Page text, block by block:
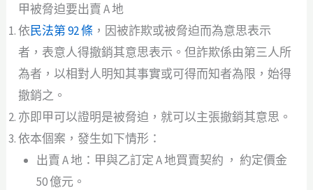
甲被脅迫要出賣 A 地
依民法第 92 條 ，因被詐欺或被脅迫而為意思表示
者，表意人得撤銷其意思表示。但詐欺係由第三人所
為者，以相對人明知其事實或可得而知者為限，始得
撤銷之。
亦即甲可以證明是被脅迫，就可以主張撤銷其意思。
依本個案，發生如下情形：
出賣 A 地：甲與乙訂定 A 地買賣契約 ， 約定價金
50 億元。